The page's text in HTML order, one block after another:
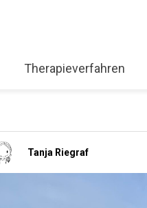
Therapieverfahren
Tanja Riegraf